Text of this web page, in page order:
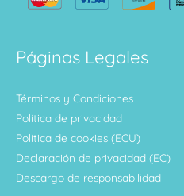
Páginas Legales
Términos y Condiciones
Política de privacidad
Política de cookies (ECU)
Declaración de privacidad (EC)
Descargo de responsabilidad